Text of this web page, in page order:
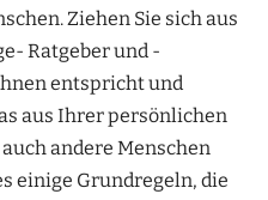
Ziehen Sie sich aus
Ratgeber und -
entspricht und
aus Ihrer persönlichen
andere Menschen
einige Grundregeln, die